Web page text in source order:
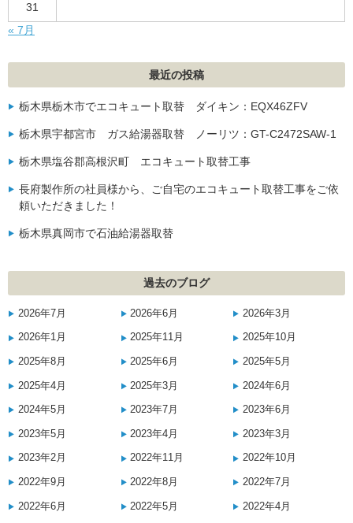
31
« 7月
最近の投稿
栃木県栃木市でエコキュート取替 ダイキン：EQX46ZFV
栃木県宇都宮市 ガス給湯器取替 ノーリツ：GT-C2472SAW-1
栃木県塩谷郡高根沢町 エコキュート取替工事
長府製作所の社員様から、ご自宅のエコキュート取替工事をご依
頼いただきました！
栃木県真岡市で石油給湯器取替
過去のブログ
2026年7月 2026年6月 2026年3月
2026年1月 2025年11月 2025年10月
2025年8月 2025年6月 2025年5月
2025年4月 2025年3月 2024年6月
2024年5月 2023年7月 2023年6月
2023年5月 2023年4月 2023年3月
2023年2月 2022年11月 2022年10月
2022年9月 2022年8月 2022年7月
2022年6月 2022年5月 2022年4月